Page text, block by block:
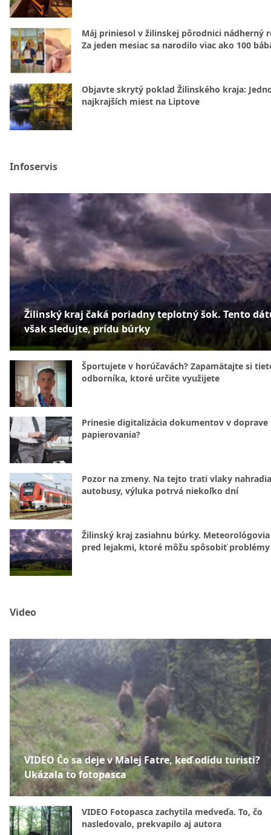
Máj priniesol v žilinskej pôrodnici nádherný
Za jeden mesiac sa narodilo viac ako 100
Objavte skrytý poklad Žilinského kraja:
najkrajších miest na Liptove
Infoservis
Žilinský kraj čaká poriadny teplotný šok. Tento
však sledujte, prídu búrky
Športujete v horúčavách? Zapamätajte si
odborníka, ktoré určite využijete
Prinesie digitalizácia dokumentov v doprave
papierovania?
Pozor na zmeny. Na tejto trati vlaky nahradia
autobusy, výluka potrvá niekoľko dní
Žilinský kraj zasiahnu búrky.
pred lejakmi, ktoré môžu spôsobiť problémy
Video
VIDEO Čo sa deje v Malej Fatre, keď odídu turisti?
Ukázala to fotopasca
VIDEO Fotopasca zachytila medveďa. To, čo
nasledovalo, prekvapilo aj autora